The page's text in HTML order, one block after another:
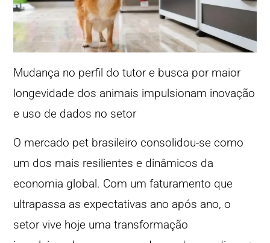
Mudança no perfil do tutor e busca por maior
longevidade dos animais impulsionam inovação
e uso de dados no setor
O mercado pet brasileiro consolidou-se como
um dos mais resilientes e dinâmicos da
economia global. Com um faturamento que
ultrapassa as expectativas ano após ano, o
setor vive hoje uma transformação